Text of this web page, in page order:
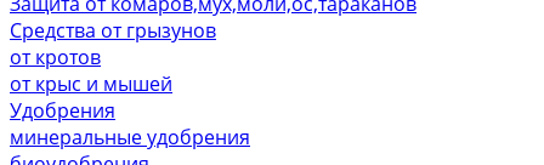
Средства от грызунов
от кротов
от крыс и мышей
Удобрения
минеральные удобрения